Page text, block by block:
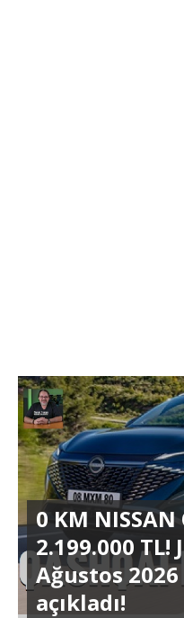
0 KM NISSAN
2.199.000
Ağustos 2026
açıkladı!